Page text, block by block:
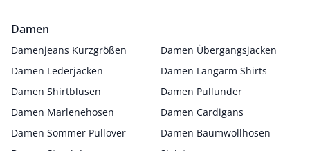
Damen
Damenjeans Kurzgrößen
Damen Übergangsjacken
Damen Lederjacken
Damen Langarm Shirts
Damen Shirtblusen
Damen Pullunder
Damen Marlenehosen
Damen Cardigans
Damen Sommer Pullover
Damen Baumwollhosen